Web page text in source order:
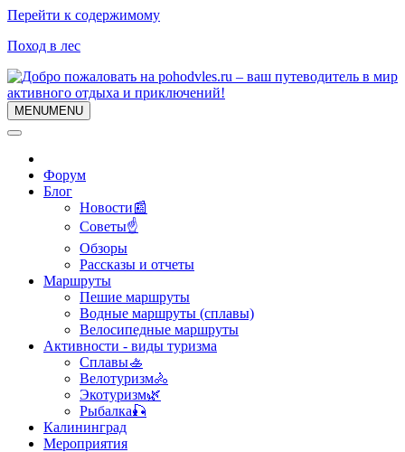
Перейти к содержимому
Поход в лес
MENUMENU
Форум
Блог
Новости📰
Советы☝
Обзоры
Рассказы и отчеты
Маршруты
Пешие маршруты
Водные маршруты (сплавы)
Велосипедные маршруты
Активности - виды туризма
Сплавы🚣
Велотуризм🚴
Экотуризм🌿
Рыбалка🎣
Калининград
Мероприятия